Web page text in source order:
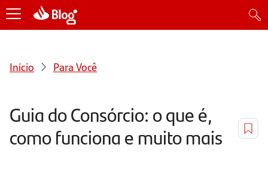
Início Para Você
Guia do Consórcio: o que é,
como funciona e muito mais